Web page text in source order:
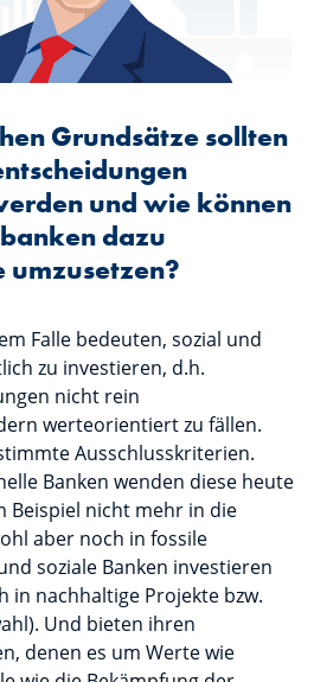
Grundsätze sollten
und wie können
dazu
umzusetzen?
Falle bedeuten, sozial und
zu investieren, d.h.
nicht rein
werteorientiert zu fällen.
Ausschlusskriterien.
Banken wenden diese heute
Beispiel nicht mehr in die
aber noch in fossile
soziale Banken investieren
in nachhaltige Projekte bzw.
Und bieten ihren
denen es um Werte wie